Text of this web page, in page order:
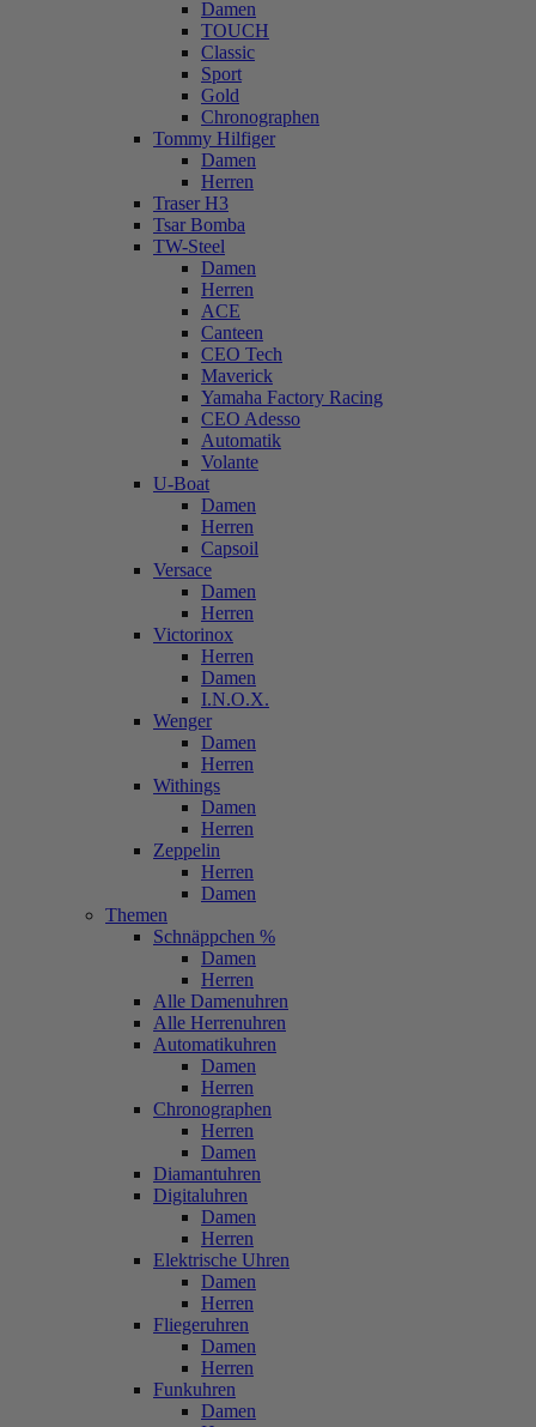
Damen
TOUCH
Classic
Sport
Gold
Chronographen
Tommy Hilfiger
Damen
Herren
Traser H3
Tsar Bomba
TW-Steel
Damen
Herren
ACE
Canteen
CEO Tech
Maverick
Yamaha Factory Racing
CEO Adesso
Automatik
Volante
U-Boat
Damen
Herren
Capsoil
Versace
Damen
Herren
Victorinox
Herren
Damen
I.N.O.X.
Wenger
Damen
Herren
Withings
Damen
Herren
Zeppelin
Herren
Damen
Themen
Schnäppchen %
Damen
Herren
Alle Damenuhren
Alle Herrenuhren
Automatikuhren
Damen
Herren
Chronographen
Herren
Damen
Diamantuhren
Digitaluhren
Damen
Herren
Elektrische Uhren
Damen
Herren
Fliegeruhren
Damen
Herren
Funkuhren
Damen